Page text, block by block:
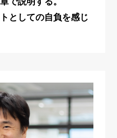
としての自負を感じ